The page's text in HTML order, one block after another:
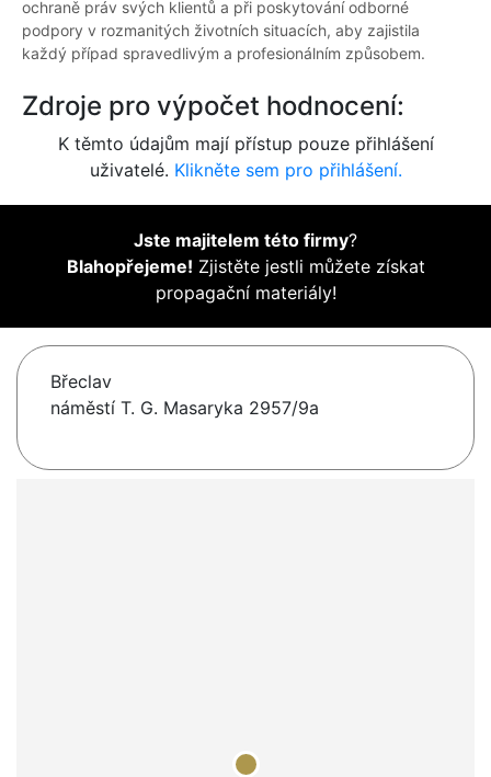
ochraně práv svých klientů a při poskytování odborné
podpory v rozmanitých životních situacích, aby zajistila
každý případ spravedlivým a profesionálním způsobem.
Zdroje pro výpočet hodnocení:
K těmto údajům mají přístup pouze přihlášení
uživatelé. Klikněte sem pro přihlášení.
Jste majitelem této firmy?
Blahopřejeme! Zjistěte jestli můžete získat
propagační materiály!
Břeclav
náměstí T. G. Masaryka 2957/9a